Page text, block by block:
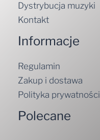
Dystrybucja muzyki
Kontakt
Informacje
Regulamin
Zakup i dostawa
Polityka prywatności
Polecane